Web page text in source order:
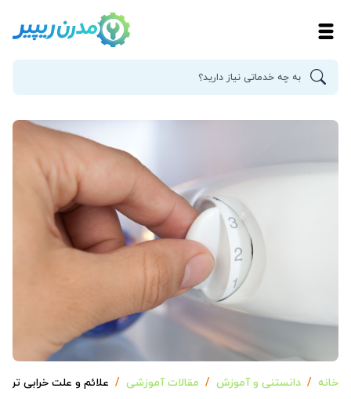
خانه دانستنی و آموزش مقالات آموزشی علائم و علت خرابی